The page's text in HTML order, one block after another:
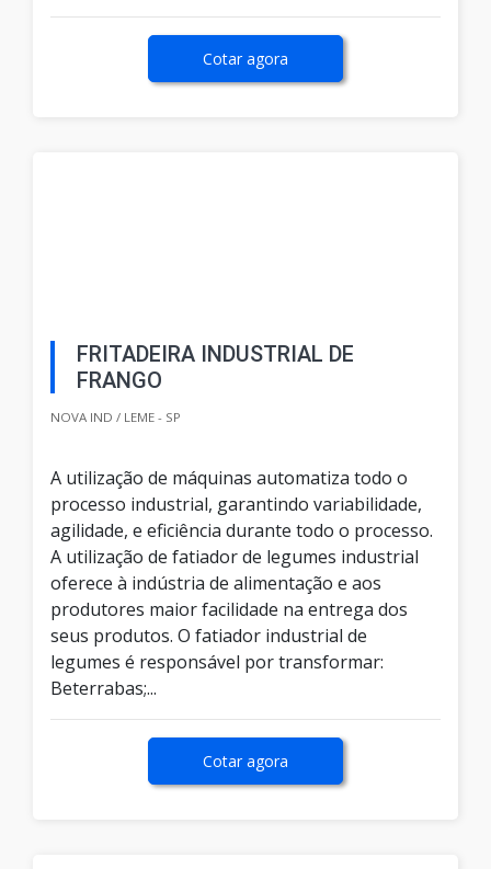
Cotar agora
FRITADEIRA INDUSTRIAL DE
FRANGO
NOVA IND / LEME - SP
A utilização de máquinas automatiza todo o
processo industrial, garantindo variabilidade,
agilidade, e eficiência durante todo o processo.
A utilização de fatiador de legumes industrial
oferece à indústria de alimentação e aos
produtores maior facilidade na entrega dos
seus produtos. O fatiador industrial de
legumes é responsável por transformar:
Beterrabas;...
Cotar agora